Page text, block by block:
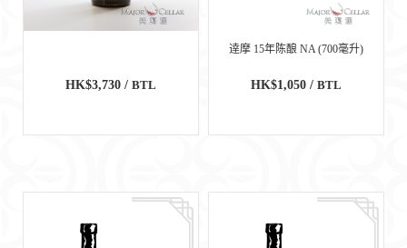
HK$3,730 / BTL
逹摩 15年陈酿 NA (700毫升)
HK$1,050 / BTL